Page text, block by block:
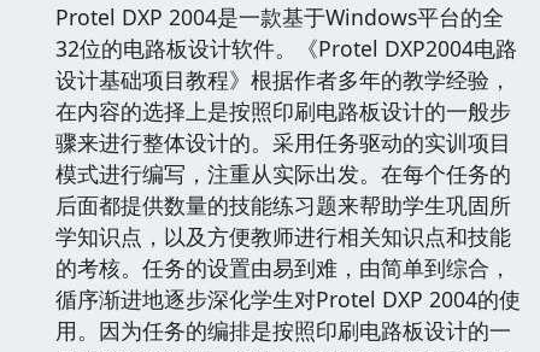
Protel DXP 2004是一款基于Windows平台的全
32位的电路板设计软件。《Protel DXP2004电路
设计基础项目教程》根据作者多年的教学经验，
在内容的选择上是按照印刷电路板设计的一般步
骤来进行整体设计的。采用任务驱动的实训项目
模式进行编写，注重从实际出发。在每个任务的
后面都提供数量的技能练习题来帮助学生巩固所
学知识点，以及方便教师进行相关知识点和技能
的考核。任务的设置由易到难，由简单到综合，
循序渐进地逐步深化学生对Protel DXP 2004的使
用。因为任务的编排是按照印刷电路板设计的一